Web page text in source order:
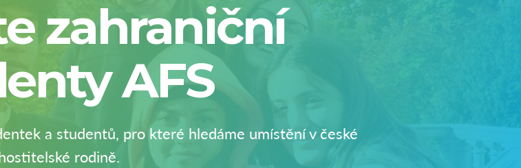
zahraniční
AFS
a studentů, pro které hledáme umístění v české
rodině.